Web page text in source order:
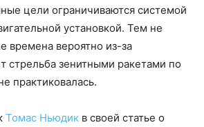
цели ограничиваются системой
установкой. Тем не
времена вероятно из-за
стрельба зенитными ракетами по
практиковалась.
Томас Ньюдик в своей статье о